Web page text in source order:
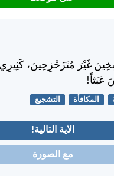
غَيْرَ مُتَزَحْزِحِينَ،
عَبَثاً!
المكافأة التشجيع
الاية التالية!
مع الصورة